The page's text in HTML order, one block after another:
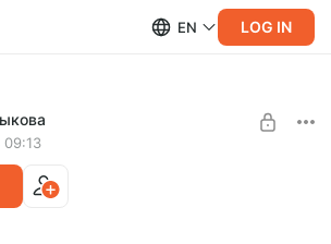
EN LOG IN
09:13